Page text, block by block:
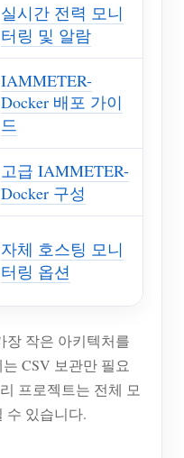
실시간 전력 모니
터링 및 알람
IAMMETER-
Docker 배포 가이
드
고급 IAMMETER-
Docker 구성
자체 호스팅 모니
터링 옵션
장 작은 아키텍처를
CSV 보관만 필요
프로젝트는 전체 모
수 있습니다.